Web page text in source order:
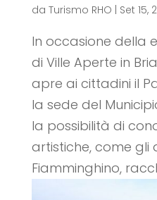
da Turismo RHO | Set 15,
In occasione della
di Ville Aperte in
apre ai cittadini il
la sede del
la possibilità di
artistiche, come gli
Fiamminghino,